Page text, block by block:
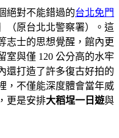
絕對不能錯過的台北免門
（原台北北警察署）。這
志士的思想覺醒，館內更
室與僅 120 公分高的水牢
還打造了許多復古好拍的
，不僅能深度體會當年威
更是安排大稻埕一日遊與